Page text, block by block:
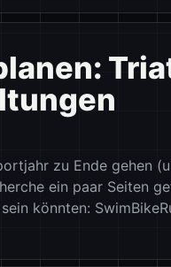
zu Ende gehen
ein paar Seiten
könnten: